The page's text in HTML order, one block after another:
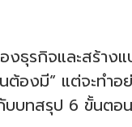
งธุรกิจและสร้า
องมี” แต่จะทำ
บทสรุป 6 ขั้นตอ